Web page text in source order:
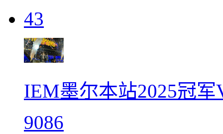
43
IEM墨尔本站2025冠
9086